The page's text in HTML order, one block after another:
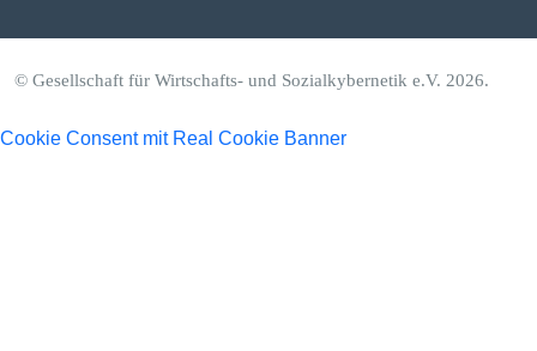
© Gesellschaft für Wirtschafts- und Sozialkybernetik e.V. 2026.
Cookie Consent mit Real Cookie Banner